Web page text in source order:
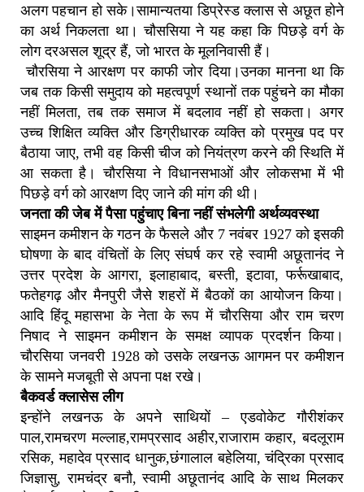
अलग पहचान हो सके।सामान्यतया डिप्रेस्ड क्लास से अछूत होने
का अर्थ निकलता था। चौससिया ने यह कहा कि पिछड़े वर्ग के
लोग दरअसल शूद्र हैं, जो भारत के मूलनिवासी हैं।
चौरसिया ने आरक्षण पर काफी जोर दिया।उनका मानना था कि
जब तक किसी समुदाय को महत्वपूर्ण स्थानों तक पहुंचने का मौका
नहीं मिलता, तब तक समाज में बदलाव नहीं हो सकता। अगर
उच्च शिक्षित व्यक्ति और डिग्रीधारक व्यक्ति को प्रमुख पद पर
बैठाया जाए, तभी वह किसी चीज को नियंत्रण करने की स्थिति में
आ सकता है। चौरसिया ने विधानसभाओं और लोकसभा में भी
पिछड़े वर्ग को आरक्षण दिए जाने की मांग की थी।
जनता की जेब में पैसा पहुंचाए बिना नहीं संभलेगी अर्थव्यवस्था
साइमन कमीशन के गठन के फैसले और 7 नवंबर 1927 को इसकी
घोषणा के बाद वंचितों के लिए संघर्ष कर रहे स्वामी अछूतानंद ने
उत्तर प्रदेश के आगरा, इलाहाबाद, बस्ती, इटावा, फर्रूखाबाद,
फतेहगढ़ और मैनपुरी जैसे शहरों में बैठकों का आयोजन किया।
आदि हिंदू महासभा के नेता के रूप में चौरसिया और राम चरण
निषाद ने साइमन कमीशन के समक्ष व्यापक प्रदर्शन किया।
चौरसिया जनवरी 1928 को उसके लखनऊ आगमन पर कमीशन
के सामने मजबूती से अपना पक्ष रखे।
बैकवर्ड क्लासेस लीग
इन्होंने लखनऊ के अपने साथियों – एडवोकेट गौरीशंकर
पाल,रामचरण मल्लाह,रामप्रसाद अहीर,राजाराम कहार, बदलूराम
रसिक, महादेव प्रसाद धानुक,छंगालाल बहेलिया, चंद्रिका प्रसाद
जिज्ञासु, रामचंद्र बनौ, स्वामी अछूतानंद आदि के साथ मिलकर